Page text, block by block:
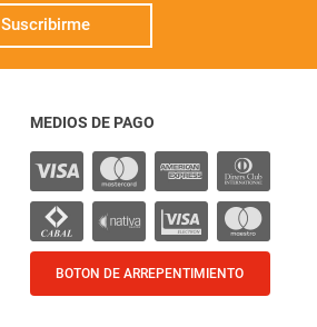
Suscribirme
MEDIOS DE PAGO
BOTON DE ARREPENTIMIENTO